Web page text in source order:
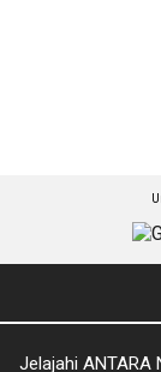
Jelajahi ANTARA